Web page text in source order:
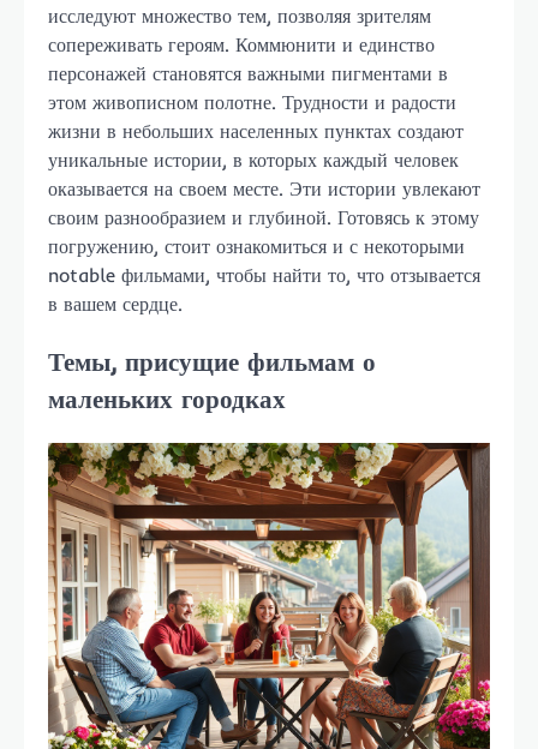
исследуют множество тем, позволяя зрителям
сопереживать героям. Коммюнити и единство
персонажей становятся важными пигментами в
этом живописном полотне. Трудности и радости
жизни в небольших населенных пунктах создают
уникальные истории, в которых каждый человек
оказывается на своем месте. Эти истории увлекают
своим разнообразием и глубиной. Готовясь к этому
погружению, стоит ознакомиться и с некоторыми
notable фильмами, чтобы найти то, что отзывается
в вашем сердце.
Темы, присущие фильмам о
маленьких городках